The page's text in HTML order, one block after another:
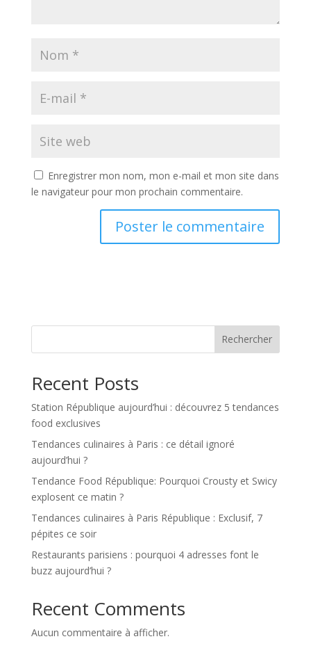
Enregistrer mon nom, mon e-mail et mon site dans
le navigateur pour mon prochain commentaire.
Rechercher
Recent Posts
Station République aujourd’hui : découvrez 5 tendances
food exclusives
Tendances culinaires à Paris : ce détail ignoré
aujourd’hui ?
Tendance Food République: Pourquoi Crousty et Swicy
explosent ce matin ?
Tendances culinaires à Paris République : Exclusif, 7
pépites ce soir
Restaurants parisiens : pourquoi 4 adresses font le
buzz aujourd’hui ?
Recent Comments
Aucun commentaire à afficher.